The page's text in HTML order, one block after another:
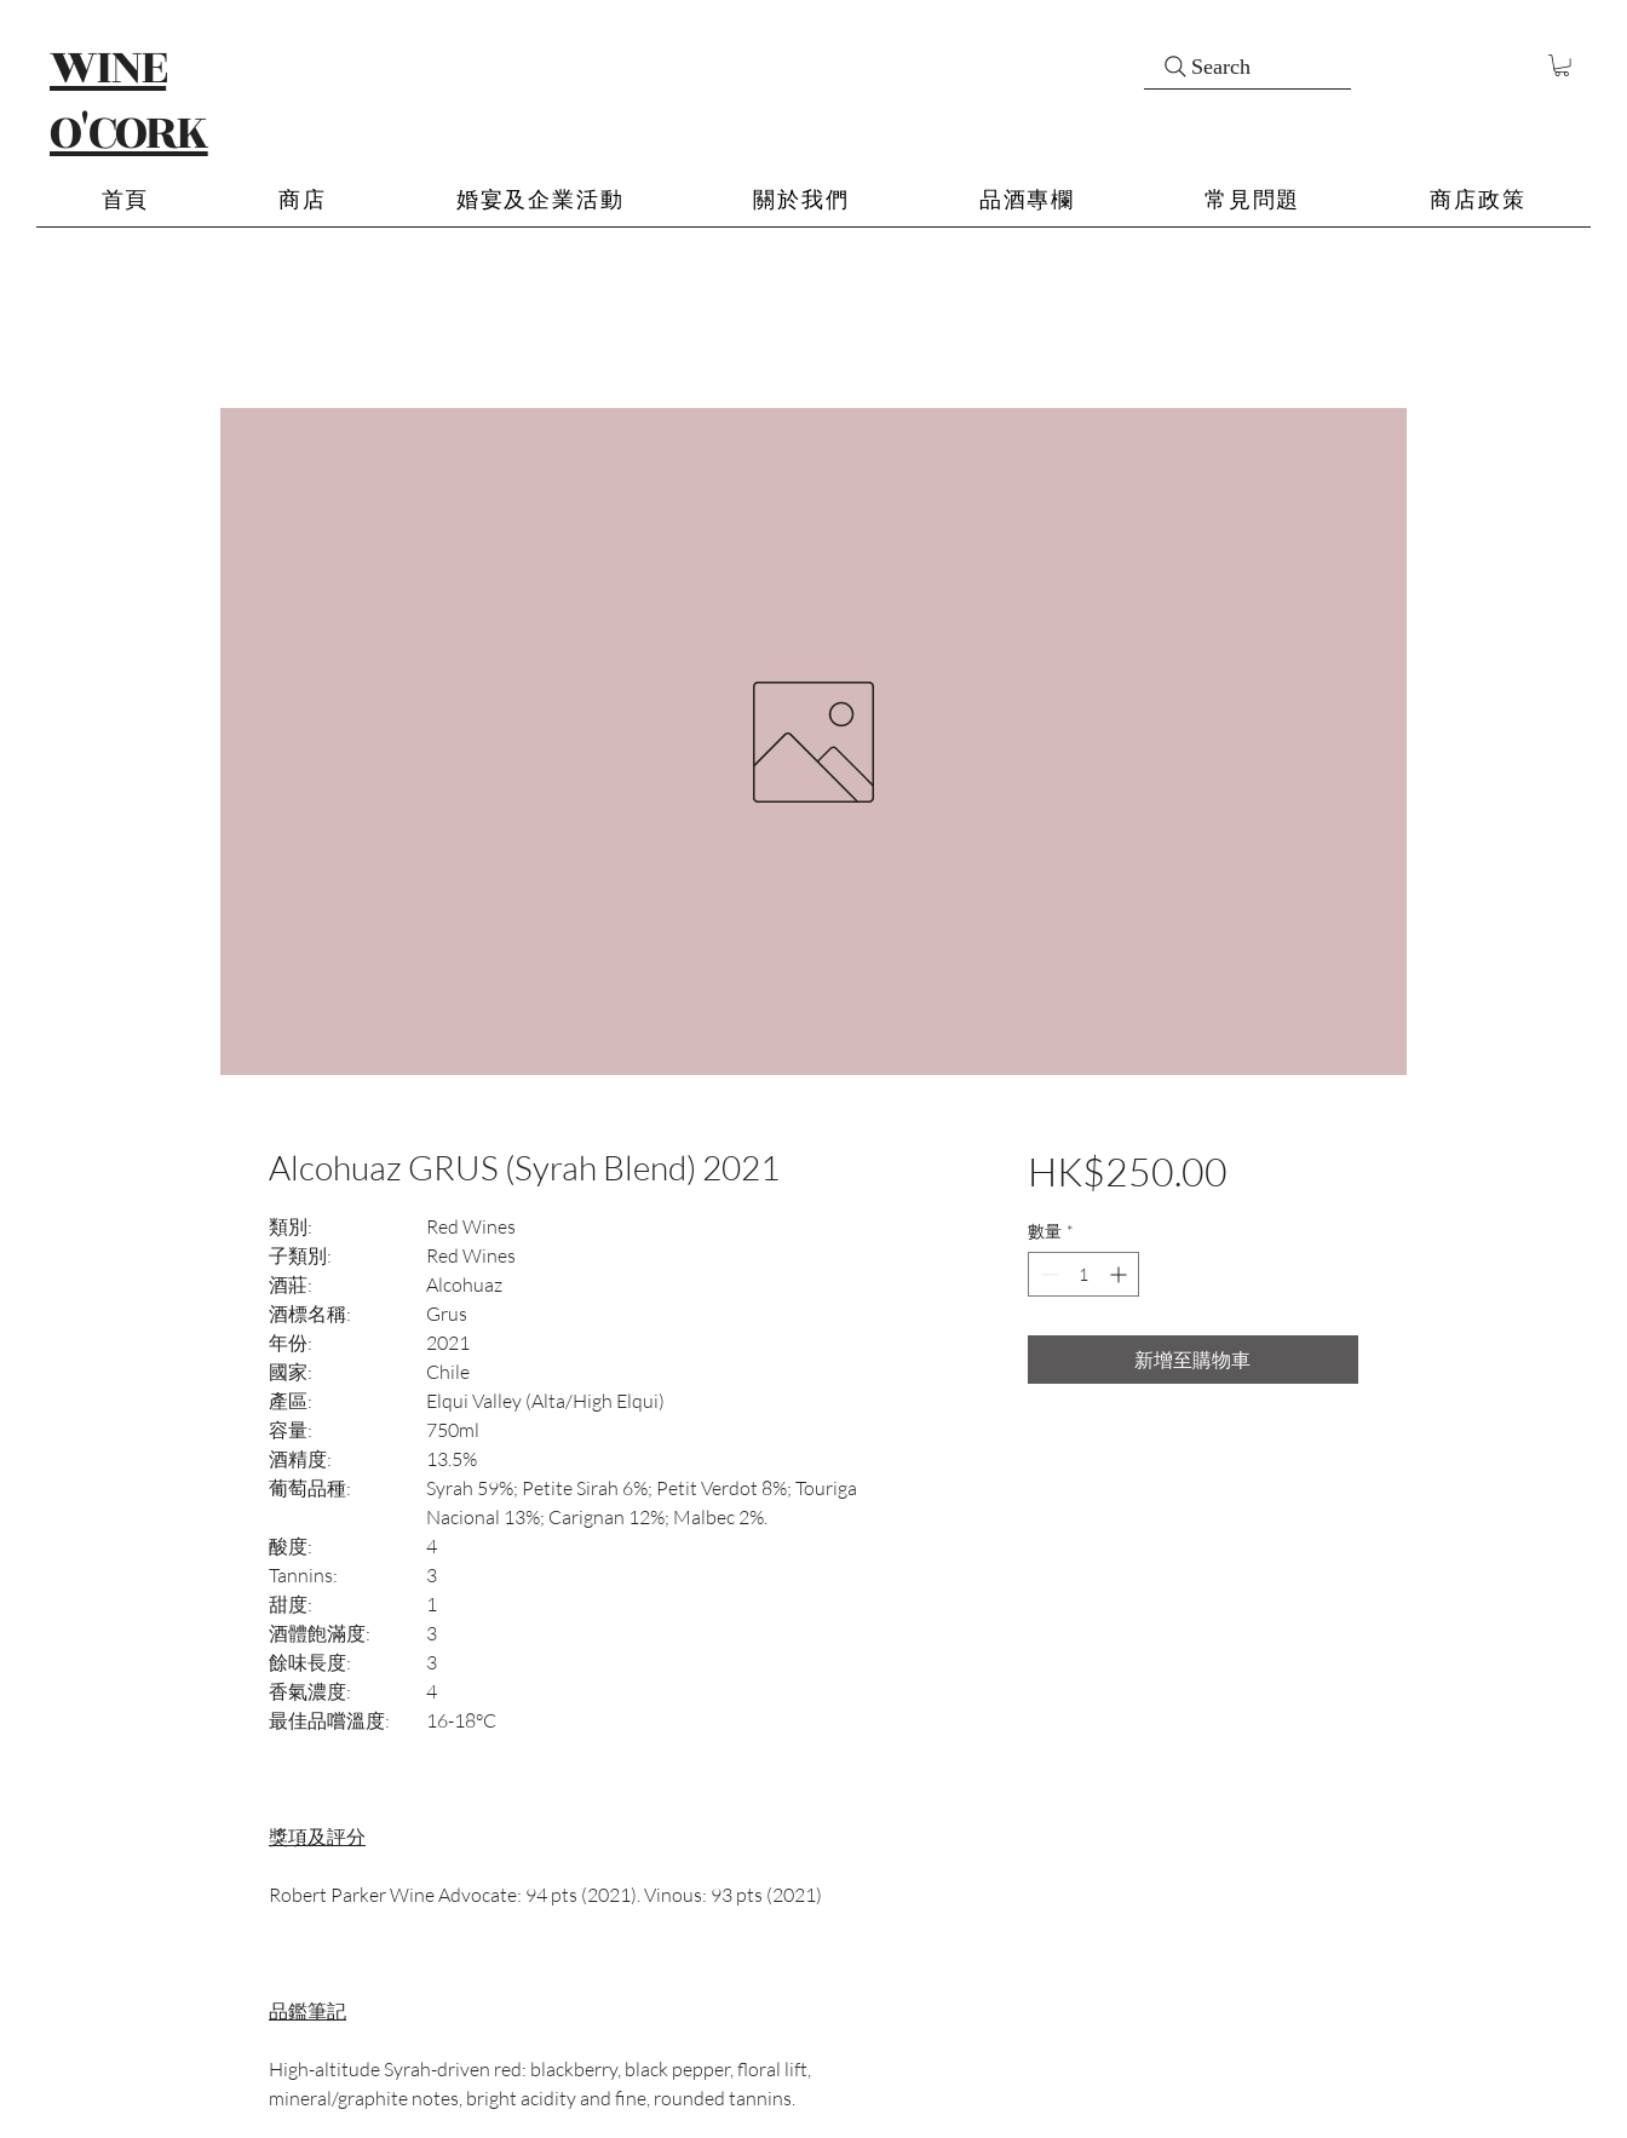
WINE
O'CORK
Search
首頁 商店 婚宴及企業活動 關於我們 品酒專欄 常見問題 商店政策
Alcohuaz GRUS (Syrah Blend) 2021
類別:
Red Wines
子類別:
Red Wines
酒莊:
Alcohuaz
酒標名稱:
Grus
年份:
2021
國家:
Chile
產區:
Elqui Valley (Alta/High Elqui)
容量:
750ml
酒精度:
13.5%
葡萄品種:
Syrah 59%; Petite Sirah 6%; Petit Verdot 8%; Touriga
Nacional 13%; Carignan 12%; Malbec 2%.
酸度:
4
Tannins:
3
甜度:
1
酒體飽滿度:
3
餘味長度:
3
香氣濃度:
4
最佳品嚐溫度:
16-18°C
獎項及評分
Robert Parker Wine Advocate: 94 pts (2021). Vinous: 93 pts (2021)
品鑑筆記
High-altitude Syrah-driven red: blackberry, black pepper, floral lift,
mineral/graphite notes, bright acidity and fine, rounded tannins.
HK$250.00價
數量 *
新增至購物車